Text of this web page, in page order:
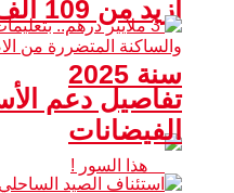
سنة 2025
تفاصيل دعم
الفيضانات